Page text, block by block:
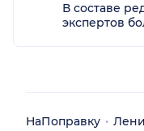
В составе
экспертов
НаПоправку